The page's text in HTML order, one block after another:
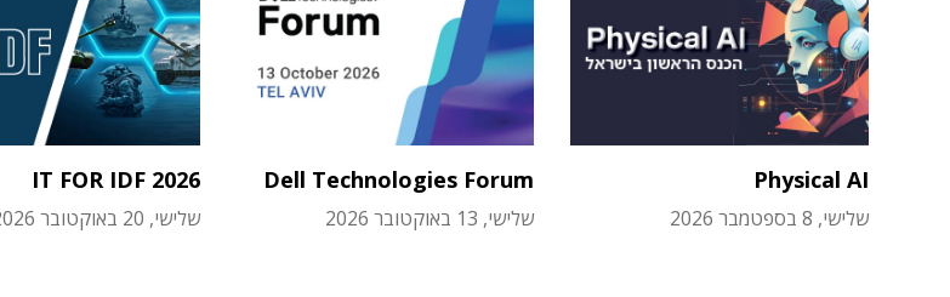
Physical AI
שלישי, 8 בספטמבר 2026
Dell Technologies Forum
שלישי, 13 באוקטובר 2026
IT FOR IDF 2026
שלישי, 20 באוקטובר 2026